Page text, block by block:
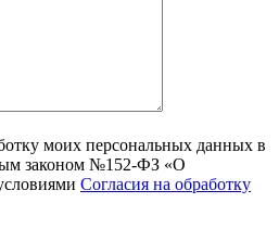
моих персональных данных в
законом №152-ФЗ «О
Согласия на обработку